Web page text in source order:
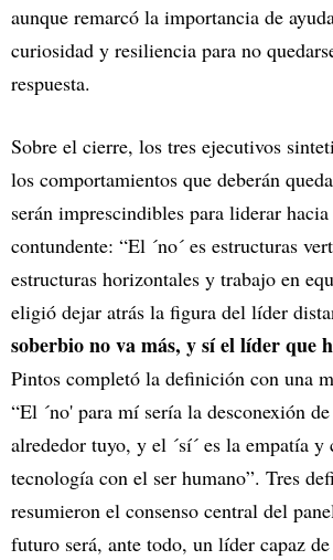
aunque remarcó la importancia de
curiosidad y resiliencia para no
respuesta.
Sobre el cierre, los tres ejecutivos
los comportamientos que deberán
serán imprescindibles para liderar
contundente: “El ´no´ es estructuras
estructuras horizontales y trabajo en
eligió dejar atrás la figura del líder
soberbio no va más, y sí el líder que
Pintos completó la definición con una
“El ´no' para mí sería la desconexión
alrededor tuyo, y el ´sí´ es la empatía y
tecnología con el ser humano”. Tres
resumieron el consenso central del
futuro será, ante todo, un líder capaz